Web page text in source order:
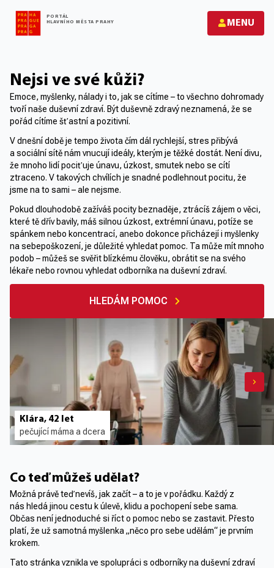
PORTÁL
HLAVNÍHO MĚSTA PRAHY
MENU
Nejsi ve své kůži?
Emoce, myšlenky, nálady i to, jak se cítíme – to všechno dohromady
tvoří naše duševní zdraví. Být duševně zdravý neznamená, že se
pořád cítíme šťastní a pozitivní.
V dnešní době je tempo života čím dál rychlejší, stres přibývá
a sociální sítě nám vnucují ideály, kterým je těžké dostát. Není divu,
že mnoho lidí pociťuje únavu, úzkost, smutek nebo se cítí
ztraceno. V takových chvílích je snadné podlehnout pocitu, že
jsme na to sami – ale nejsme.
Pokud dlouhodobě zažíváš pocity beznaděje, ztrácíš zájem o věci,
které tě dřív bavily, máš silnou úzkost, extrémní únavu, potíže se
spánkem nebo koncentrací, anebo dokonce přicházejí i myšlenky
na sebepoškození, je důležité vyhledat pomoc. Ta může mít mnoho
podob – můžeš se svěřit blízkému člověku, obrátit se na svého
lékaře nebo rovnou vyhledat odborníka na duševní zdraví.
HLEDÁM POMOC
Klára, 42 let
pečující máma a dcera
Co teď můžeš udělat?
Možná právě teď nevíš, jak začít – a to je v pořádku. Každý z
nás hledá jinou cestu k úlevě, klidu a pochopení sebe sama.
Občas není jednoduché si říct o pomoc nebo se zastavit. Přesto
platí, že už samotná myšlenka „něco pro sebe udělám“ je prvním
krokem.
Tato stránka vznikla ve spolupráci s odborníky na duševní zdraví